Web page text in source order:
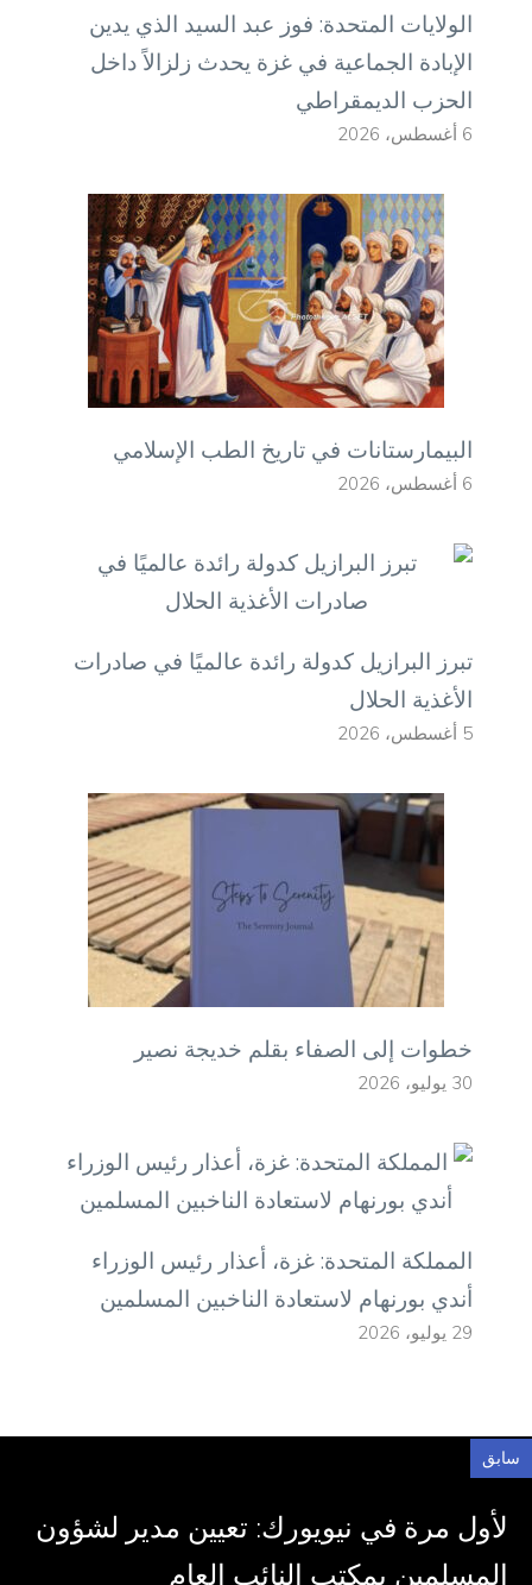
الولايات المتحدة: فوز عبد السيد الذي يدين
الإبادة الجماعية في غزة يحدث زلزالاً داخل
الحزب الديمقراطي
6 أغسطس، 2026
البيمارستانات في تاريخ الطب الإسلامي
6 أغسطس، 2026
تبرز البرازيل كدولة رائدة عالميًا في صادرات
الأغذية الحلال
5 أغسطس، 2026
خطوات إلى الصفاء بقلم خديجة نصير
30 يوليو، 2026
المملكة المتحدة: غزة، أعذار رئيس الوزراء
أندي بورنهام لاستعادة الناخبين المسلمين
29 يوليو، 2026
سابق
لأول مرة في نيويورك: تعيين مدير لشؤون
المسلمين بمكتب النائب العام